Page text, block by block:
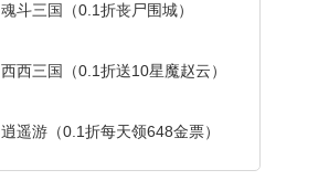
魂斗三国（0.1折丧尸围城）
西西三国（0.1折送10星魔赵云）
逍遥游（0.1折每天领648金票）